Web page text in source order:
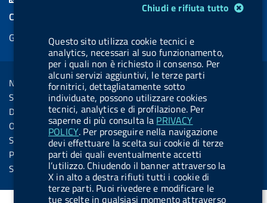
Chiudi e rifiuta tutto
Questo sito utilizza cookie tecnici e
analytics, necessari al suo funzionamento,
per i quali non è richiesto il consenso. Per
alcuni servizi aggiuntivi, le terze parti
fornitrici, dettagliatamente sotto
individuate, possono utilizzare cookies
tecnici, analytics e di profilazione. Per
saperne di più consulta la PRIVACY
POLICY. Per proseguire nella navigazione
devi effettuare la scelta sui cookie di terze
parti dei quali eventualmente accetti
l’utilizzo. Chiudendo il banner attraverso la
X in alto a destra rifiuti tutti i cookie di
terze parti. Puoi rivedere e modificare le
tue scelte in qualsiasi momento attraverso
.
b
u
t
t
o
n
.
i
n
k
y
b
e
.
b
u
t
t
o
n
.
s
p
COOKIES
Gestione cookie
Sezione Link Utili
Note legali
Social Media Policy
Dichiarazione di accessibilità
Obiettivi di accessibilità
Statistiche sito
Privacy
Servizi Online